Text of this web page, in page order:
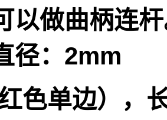
以做曲柄连
径：2mm
色单边），